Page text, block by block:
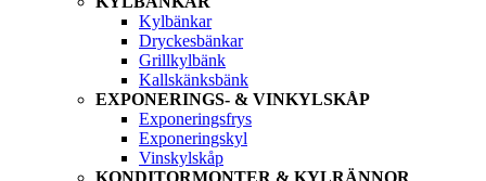
Kylbänkar
Dryckesbänkar
Grillkylbänk
Kallskänksbänk
EXPONERINGS- & VINKYLSKÅP
Exponeringsfrys
Exponeringskyl
Vinskylskåp
KONDITORMONTER & KYLRÄNNOR